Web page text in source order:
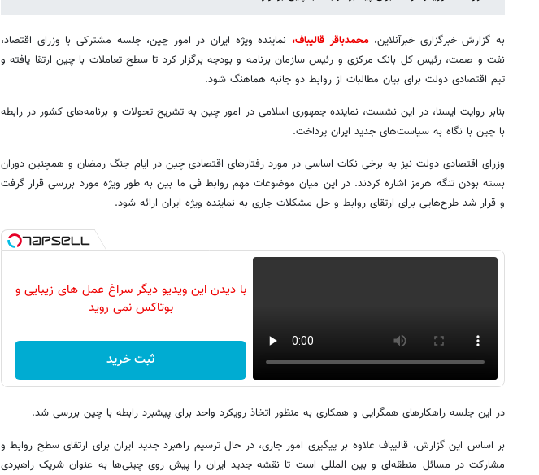
به گزارش خبرگزاری خبرآنلاین، محمدباقر قالیباف، نماینده ویژه ایران در امور چین، جلسه مشترکی با وزرای اقتصاد،
نفت و صمت، رئیس کل بانک مرکزی و رئیس سازمان برنامه و بودجه برگزار کرد تا سطح تعاملات با چین ارتقا یافته و
تیم اقتصادی دولت برای بیان مطالبات از روابط دو جانبه هماهنگ شود.
بنابر روایت ایسنا، در این نشست، نماینده جمهوری اسلامی در امور چین به تشریح تحولات و برنامه‌های کشور در رابطه
با چین با نگاه به سیاست‌های جدید ایران پرداخت.
وزرای اقتصادی دولت نیز به برخی نکات اساسی در مورد رفتارهای اقتصادی چین در ایام جنگ رمضان و همچنین دوران
بسته بودن تنگه هرمز اشاره کردند. در این میان موضوعات مهم روابط فی ما بین به طور ویژه مورد بررسی قرار گرفت
و قرار شد طرح‌هایی برای ارتقای روابط و حل مشکلات جاری به نماینده ویژه ایران ارائه شود.
با دیدن این ویدیو دیگر سراغ عمل های زیبایی و
بوتاکس نمی روید
ثبت خرید
در این جلسه راهکارهای همگرایی و همکاری به منظور اتخاذ رویکرد واحد برای پیشبرد رابطه با چین بررسی شد.
بر اساس این گزارش، قالیباف علاوه بر پیگیری امور جاری، در حال ترسیم راهبرد جدید ایران برای ارتقای سطح روابط و
مشارکت در مسائل منطقه‌ای و بین المللی است تا نقشه جدید ایران را پیش روی چینی‌ها به عنوان شریک راهبردی